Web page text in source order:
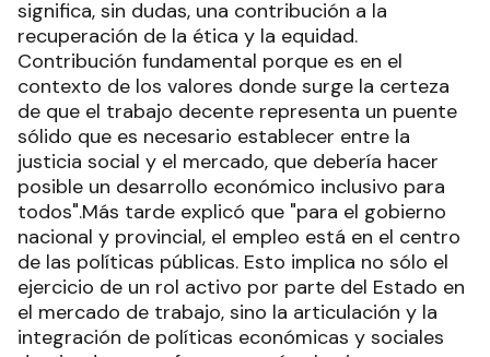
significa, sin dudas, una contribución a la
recuperación de la ética y la equidad.
Contribución fundamental porque es en el
contexto de los valores donde surge la certeza
de que el trabajo decente representa un puente
sólido que es necesario establecer entre la
justicia social y el mercado, que debería hacer
posible un desarrollo económico inclusivo para
todos".Más tarde explicó que "para el gobierno
nacional y provincial, el empleo está en el centro
de las políticas públicas. Esto implica no sólo el
ejercicio de un rol activo por parte del Estado en
el mercado de trabajo, sino la articulación y la
integración de políticas económicas y sociales